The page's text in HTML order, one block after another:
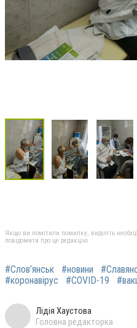
Якщо ви помітили помилку, виділіть
повідомити про це редакцію
#Слов’янськ #новини
#коронавірус
#COVID-19
Лідія Хаустова
Головна редакторка